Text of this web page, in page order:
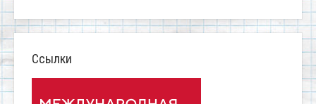
Ссылки